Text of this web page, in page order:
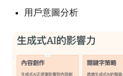
用戶意圖分析